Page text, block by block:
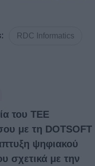
RDC Informatics
του ΤΕΕ
με τη DOTSOFT
ψηφιακού
σχετικά με την